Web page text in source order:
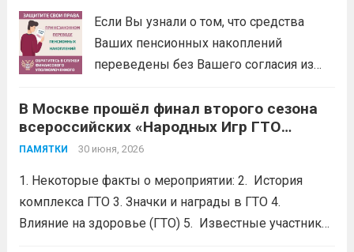
процедура бесплатная: от приема...
Если Вы узнали о том, что средства
Ваших пенсионных накоплений
переведены без Вашего согласия из
негосударственный пенсионный фонд
(НПФ) или из одного НПФ в другой,
направьте бесплатное обращение
финансовому уполномоченному.
Финансовый уполномоченный поможет
Вам вернуть...
В Москве прошёл финал второго сезона
всероссийских «Народных Игр ГТО
Спортлото».
ПАМЯТКИ 30 июня, 2026
1. Некоторые факты о мероприятии: 2. История
комплекса ГТО 3. Значки и награды в ГТО 4.
Влияние на здоровье (ГТО) 5. Известные участники